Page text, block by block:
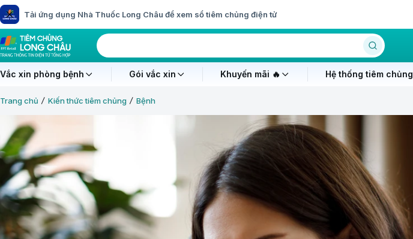
Tải ứng dụng Nhà Thuốc Long Châu để xem sổ tiêm chủng điện tử
Vắc xin phòng bệnh Gói vắc xin Khuyến mãi 🔥 Hệ thống tiêm chủng
Trang chủ Kiến thức tiêm chủng Bệnh